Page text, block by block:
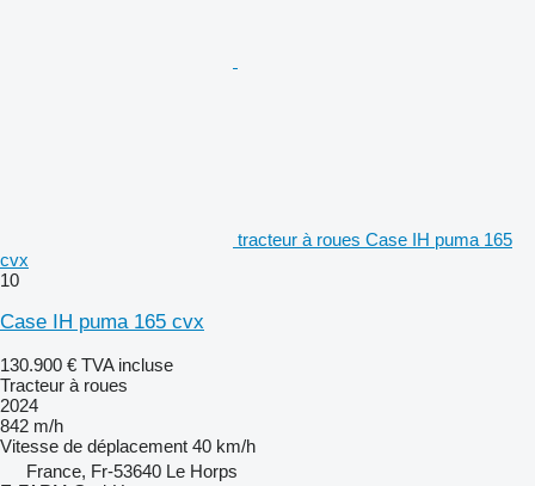
tracteur à roues Case IH puma 165
cvx
10
Case IH puma 165 cvx
130.900 € TVA incluse
Tracteur à roues
2024
842 m/h
Vitesse de déplacement 40 km/h
France, Fr-53640 Le Horps